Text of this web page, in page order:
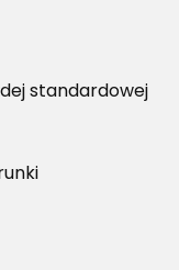
standardowej